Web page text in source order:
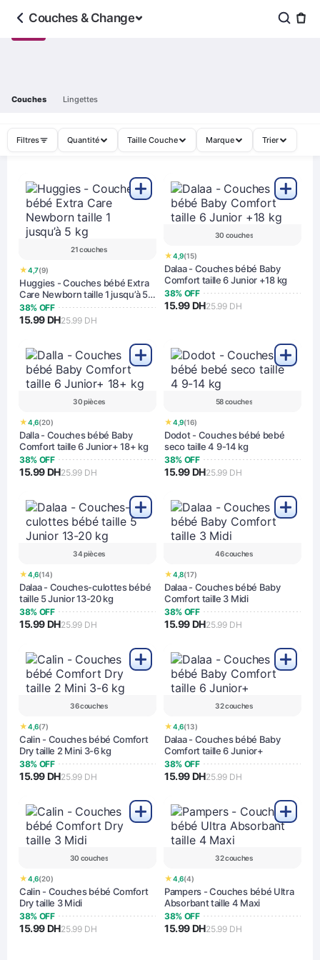
Couches & Change
Couches Lingettes
Filtres Quantité Taille Couche Marque Trier
21 couches
★4,7(9)
Huggies - Couches bébé Extra
Care Newborn taille 1 jusqu’à 5
kg
38% OFF
15.99 DH25.99 DH
30 couches
★4,9(15)
Dalaa - Couches bébé Baby
Comfort taille 6 Junior +18 kg
38% OFF
15.99 DH25.99 DH
30 pièces
★4,6(20)
Dalla - Couches bébé Baby
Comfort taille 6 Junior+ 18+ kg
38% OFF
15.99 DH25.99 DH
58 couches
★4,9(16)
Dodot - Couches bébé bebé
seco taille 4 9-14 kg
38% OFF
15.99 DH25.99 DH
34 pièces
★4,6(14)
Dalaa - Couches-culottes bébé
taille 5 Junior 13-20 kg
38% OFF
15.99 DH25.99 DH
46 couches
★4,8(17)
Dalaa - Couches bébé Baby
Comfort taille 3 Midi
38% OFF
15.99 DH25.99 DH
36 couches
★4,6(7)
Calin - Couches bébé Comfort
Dry taille 2 Mini 3-6 kg
38% OFF
15.99 DH25.99 DH
32 couches
★4,6(13)
Dalaa - Couches bébé Baby
Comfort taille 6 Junior+
38% OFF
15.99 DH25.99 DH
30 couches
★4,6(20)
Calin - Couches bébé Comfort
Dry taille 3 Midi
38% OFF
15.99 DH25.99 DH
32 couches
★4,6(4)
Pampers - Couches bébé Ultra
Absorbant taille 4 Maxi
38% OFF
15.99 DH25.99 DH